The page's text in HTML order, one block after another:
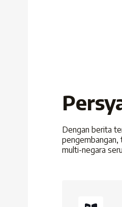
Dengan berita
pengembangan,
multi-negara